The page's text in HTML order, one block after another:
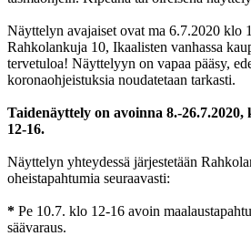
Näyttelyn avajaiset ovat ma 6.7.2020 klo
Rahkolankuja 10, Ikaalisten vanhassa
tervetuloa! Näyttelyyn on vapaa pääsy,
koronaohjeistuksia noudatetaan tarkasti.
Taidenäyttely on avoinna 8.-26.7.2020,
12-16.
Näyttelyn yhteydessä järjestetään
oheistapahtumia seuraavasti:
* Pe 10.7. klo 12-16 avoin
säävaraus.